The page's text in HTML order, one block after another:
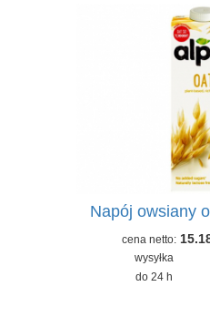
Napój owsiany
cena netto:
wysyłka
do 24 h